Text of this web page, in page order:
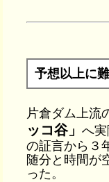
予想以上に
片倉ダム上流
ッコ谷」 へ
の証言から３
随分と時間が
った。